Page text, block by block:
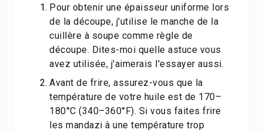
Pour obtenir une épaisseur uniforme lors
de la découpe, j'utilise le manche de la
cuillère à soupe comme règle de
découpe. Dites-moi quelle astuce vous
avez utilisée, j'aimerais l'essayer aussi.
Avant de frire, assurez-vous que la
température de votre huile est de 170–
180°C (340–360°F). Si vous faites frire
les mandazi à une température trop